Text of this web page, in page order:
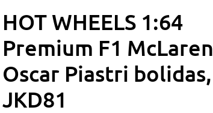
HOT WHEELS 1:64
Premium F1 McLaren
Oscar Piastri bolidas,
JKD81